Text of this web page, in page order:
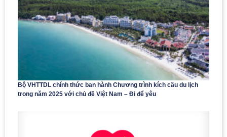
Bộ VHTTDL chính thức ban hành Chương trình kích cầu du lịch
trong năm 2025 với chủ đề Việt Nam – Đi để yêu